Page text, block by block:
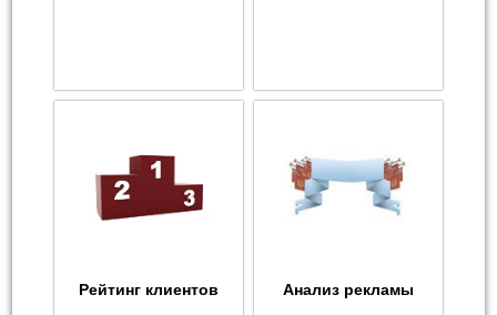
Рейтинг клиентов Анализ рекламы